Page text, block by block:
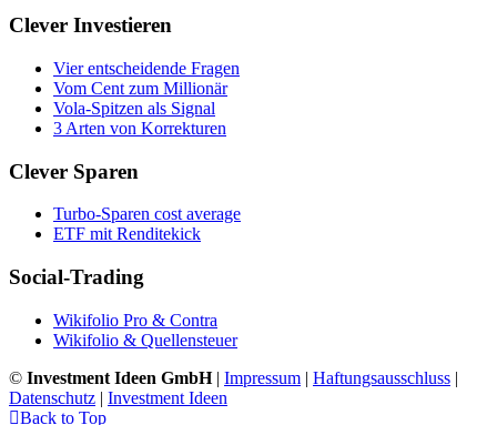
Clever Investieren
Vier entscheidende Fragen
Vom Cent zum Millionär
Vola-Spitzen als Signal
3 Arten von Korrekturen
Clever Sparen
Turbo-Sparen cost average
ETF mit Renditekick
Social-Trading
Wikifolio Pro & Contra
Wikifolio & Quellensteuer
© Investment Ideen GmbH| Impressum | Haftungsausschluss |
Datenschutz | Investment Ideen
Back to Top